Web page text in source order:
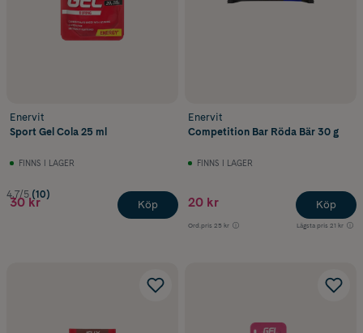
Enervit
Sport Gel Cola 25 ml
FINNS I LAGER
4.7/5 (10)
30 kr Köp
Enervit
Competition Bar Röda Bär 30 g
FINNS I LAGER
20 kr
Ord.pris 25 kr Lägsta pris 21 kr
Köp